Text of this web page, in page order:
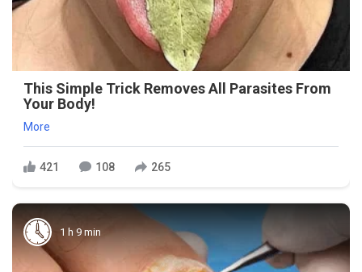
This Simple Trick Removes All Parasites From
Your Body!
More
421 108 265
1 h 9 min